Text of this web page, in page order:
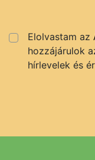
Elolvastam az
hozzájárulok
hírlevelek és